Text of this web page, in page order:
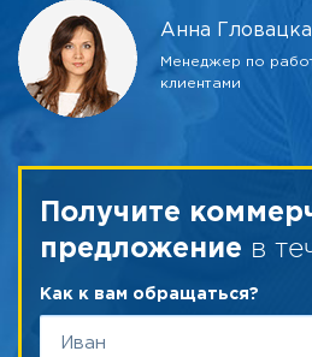
Анна
Менеджер по
клиентами
Получите
предложение в
Как к вам обращаться?